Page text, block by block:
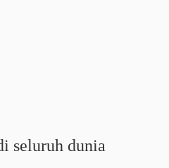
seluruh dunia